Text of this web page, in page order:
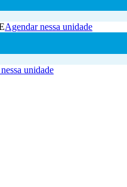
Agendar nessa unidade
unidade